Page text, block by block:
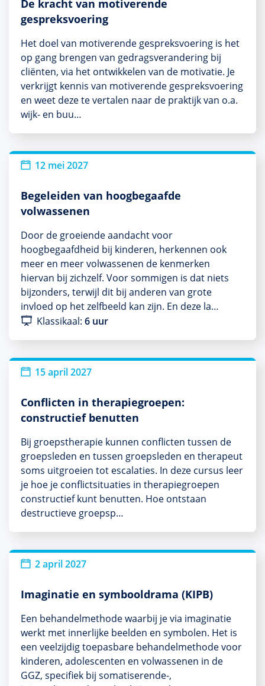
De kracht van motiverende
gespreksvoering
Het doel van motiverende gespreksvoering is het
op gang brengen van gedragsverandering bij
cliënten, via het ontwikkelen van de motivatie. Je
verkrijgt kennis van motiverende gespreksvoering
en weet deze te vertalen naar de praktijk van o.a.
wijk- en buu…
12 mei 2027
Begeleiden van hoogbegaafde
volwassenen
Door de groeiende aandacht voor
hoogbegaafdheid bij kinderen, herkennen ook
meer en meer volwassenen de kenmerken
hiervan bij zichzelf. Voor sommigen is dat niets
bijzonders, terwijl dit bij anderen van grote
invloed op het zelfbeeld kan zijn. En deze la…
Klassikaal: 6 uur
15 april 2027
Conflicten in therapiegroepen:
constructief benutten
Bij groepstherapie kunnen conflicten tussen de
groepsleden en tussen groepsleden en therapeut
soms uitgroeien tot escalaties. In deze cursus leer
je hoe je conflictsituaties in therapiegroepen
constructief kunt benutten. Hoe ontstaan
destructieve groepsp…
2 april 2027
Imaginatie en symbooldrama (KIPB)
Een behandelmethode waarbij je via imaginatie
werkt met innerlijke beelden en symbolen. Het is
een veelzijdig toepasbare behandelmethode voor
kinderen, adolescenten en volwassenen in de
GGZ, specifiek bij somatiserende-,